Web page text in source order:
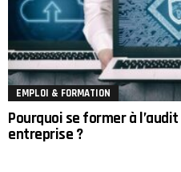
EMPLOI & FORMATION
Pourquoi se former à
entreprise ?